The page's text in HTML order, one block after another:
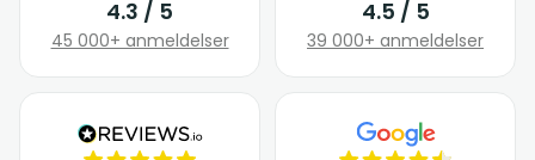
4.3 / 5
45 000+ anmeldelser
4.5 / 5
39 000+ anmeldelser